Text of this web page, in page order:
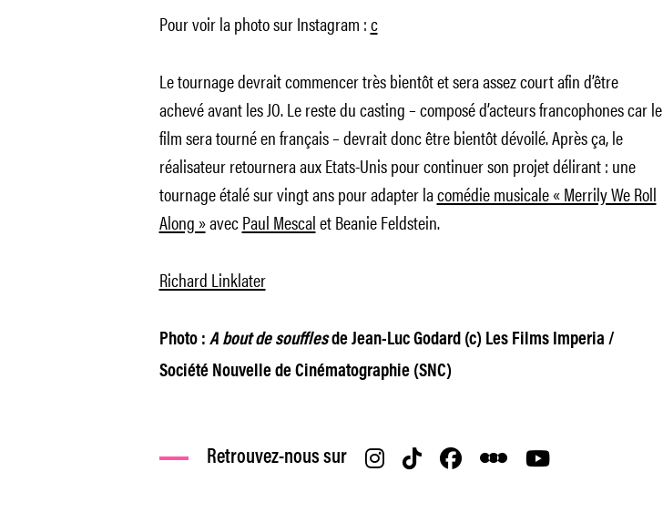
Pour voir la photo sur Instagram :c
Le tournage devrait commencer très bientôt et sera assez court afin d’être
achevé avant les JO. Le reste du casting – composé d’acteurs francophones car le
film sera tourné en français – devrait donc être bientôt dévoilé. Après ça, le
réalisateur retournera aux Etats-Unis pour continuer son projet délirant : une
tournage étalé sur vingt ans pour adapter lacomédie musicale « Merrily We Roll
Along »avecPaul Mescalet Beanie Feldstein.
Richard Linklater
Photo : A bout de soufflesde Jean-Luc Godard (c) Les Films Imperia /
Société Nouvelle de Cinématographie (SNC)
Retrouvez-nous sur